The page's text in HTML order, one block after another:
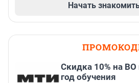
Начать
Скидка 10% на
год обучения